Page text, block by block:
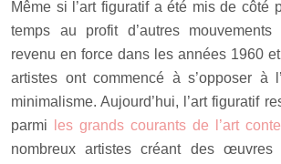
Même si l’art figuratif a été mis de côté
temps au profit d’autres
revenu en force dans les années 1960
artistes ont commencé à s’opposer à
minimalisme. Aujourd’hui, l’art figuratif
parmi
les grands courants de l’art
nombreux artistes créant des œuvres